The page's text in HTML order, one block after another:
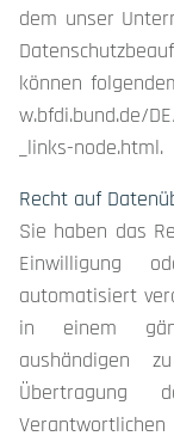
dem unser
können
w.bfdi.bund.de/
_links-node.html.
Recht auf
Sie haben das
Einwilligung
automatisiert
in einem
aushändigen